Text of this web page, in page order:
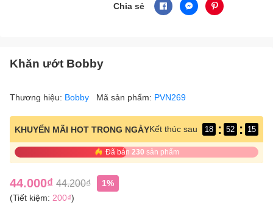
Chia sẻ
Khăn ướt Bobby
Thương hiệu: Bobby Mã sản phẩm: PVN269
KHUYẾN MÃI HOT TRONG NGÀYKết thúc sau 18 : 52 : 14
Đã bán 230 sản phẩm
44.000₫ 44.200₫
1%
(Tiết kiệm: 200₫)